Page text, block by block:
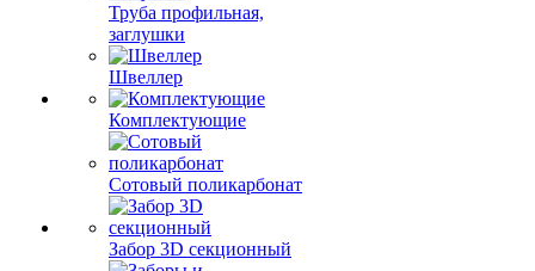
Труба профильная,
заглушки
Швеллер
Комплектующие
Сотовый поликарбонат
Забор 3D секционный